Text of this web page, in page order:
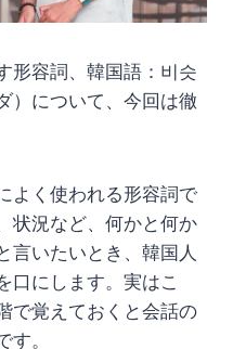
形容詞、韓国語：비슷
）について、今回は徹
よく使われる形容詞で
状況など、何かと何か
言いたいとき、韓国人
口にします。実はこ
で覚えておくと会話の
。